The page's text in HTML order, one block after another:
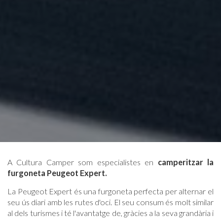
A Cultura Camper som especialistes en camperitzar la
furgoneta Peugeot Expert.
La Peugeot Expert és una furgoneta perfecta per alternar el
seu ús diari amb les rutes d'oci. El seu consum és molt similar
al dels turismes i té l'avantatge de, gràcies a la seva grandària i